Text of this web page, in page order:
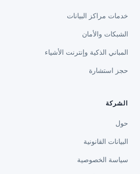
خدمات مراكز البيانات
الشبكات والأمان
المباني الذكية وإنترنت الأشياء
حجز استشارة
الشركة
حول
البيانات القانونية
سياسة الخصوصية